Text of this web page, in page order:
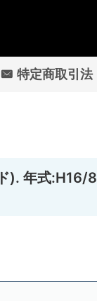
特定商取引法
). 年式:H16/8